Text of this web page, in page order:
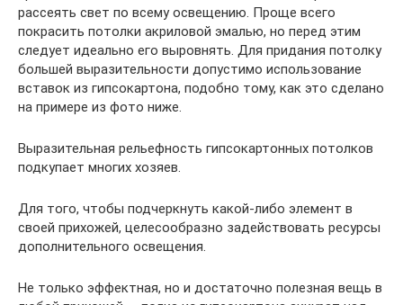
рассеять свет по всему освещению. Проще всего
покрасить потолки акриловой эмалью, но перед этим
следует идеально его выровнять. Для придания потолку
большей выразительности допустимо использование
вставок из гипсокартона, подобно тому, как это сделано
на примере из фото ниже.
Выразительная рельефность гипсокартонных потолков
подкупает многих хозяев.
Для того, чтобы подчеркнуть какой-либо элемент в
своей прихожей, целесообразно задействовать ресурсы
дополнительного освещения.
Не только эффектная, но и достаточно полезная вещь в